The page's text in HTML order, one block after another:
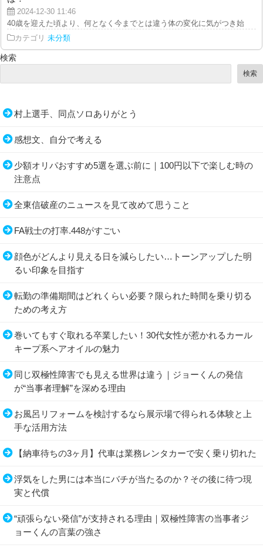
2024-12-30 11:46
40歳を迎えた頃より、何となく今までとは違う体の変化に気がつき始めま
カテゴリ 未分類
検索
検索
村上選手、同点ソロありがとう
感想文、自分で考える
少額オリパおすすめ5選を選ぶ前に｜100円以下で楽しむ時の
注意点
全東信破産のニュースを見て改めて思うこと
FA戦士の打率.448がすごい
顔色がどんより見える日を減らしたい…トーンアップした明
るい印象を目指す
転勤の準備期間はどれくらい必要？限られた時間を乗り切る
ための考え方
巻いてもすぐ取れる卒業したい！30代女性が惹かれるカール
キープ系ヘアオイルの魅力
同じ双極性障害でも見える世界は違う｜ジョーくんの発信
が“当事者理解”を深める理由
お風呂リフォームを検討するなら展示場で得られる体験と上
手な活用方法
【納車待ちの3ヶ月】代車は業務レンタカーで安く乗り切れた
浮気をした男には本当にバチが当たるのか？その後に待つ現
実と代償
“頑張らない発信”が支持される理由｜双極性障害の当事者ジ
ョーくんの言葉の強さ